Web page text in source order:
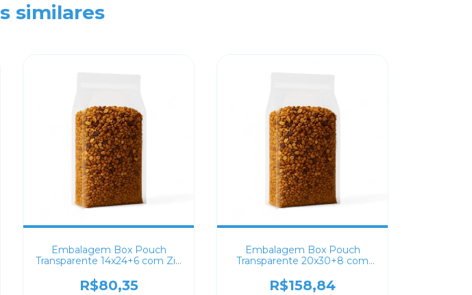
similares
Embalagem Box Pouch
Transparente 14x24+6 com Zip
R$80,35
Embalagem Box Pouch
Transparente 20x30+8 com
R$158,84